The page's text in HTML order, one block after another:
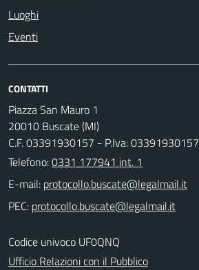
Luoghi
Eventi
CONTATTI
Piazza San Mauro 1
20010 Buscate (MI)
C.F. 03391930157 - P.Iva: 03391930157
Telefono:0331 177941 int. 1
E-mail:
PEC:
Codice univoco UF0QNQ
Ufficio Relazioni con il Pubblico